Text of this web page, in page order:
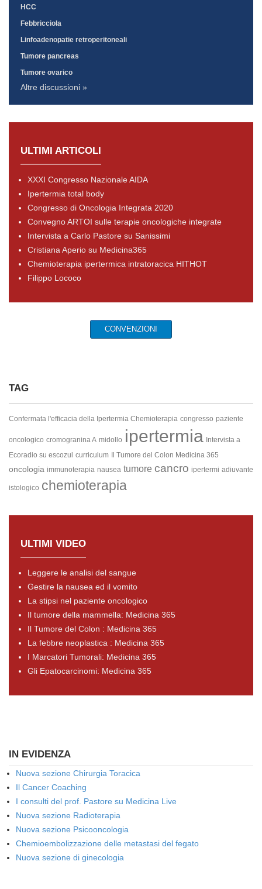
HCC
Febbricciola
Linfoadenopatie retroperitoneali
Tumore pancreas
Tumore ovarico
Altre discussioni »
ULTIMI ARTICOLI
XXXI Congresso Nazionale AIDA
Ipertermia total body
Congresso di Oncologia Integrata 2020
Convegno ARTOI sulle terapie oncologiche integrate
Intervista a Carlo Pastore su Sanissimi
Cristiana Aperio su Medicina365
Chemioterapia ipertermica intratoracica HITHOT
Filippo Lococo
CONVENZIONI
TAG
Confermata l'efficacia della Ipertermia Chemioterapia congresso paziente
oncologico cromogranina A midollo ipertermia Intervista a
Ecoradio su escozul curriculum Il Tumore del Colon Medicina 365
oncologia immunoterapia nausea tumore cancro ipertermi adiuvante
istologico chemioterapia
ULTIMI VIDEO
Leggere le analisi del sangue
Gestire la nausea ed il vomito
La stipsi nel paziente oncologico
Il tumore della mammella: Medicina 365
Il Tumore del Colon : Medicina 365
La febbre neoplastica : Medicina 365
I Marcatori Tumorali: Medicina 365
Gli Epatocarcinomi: Medicina 365
IN EVIDENZA
Nuova sezione Chirurgia Toracica
Il Cancer Coaching
I consulti del prof. Pastore su Medicina Live
Nuova sezione Radioterapia
Nuova sezione Psicooncologia
Chemioembolizzazione delle metastasi del fegato
Nuova sezione di ginecologia